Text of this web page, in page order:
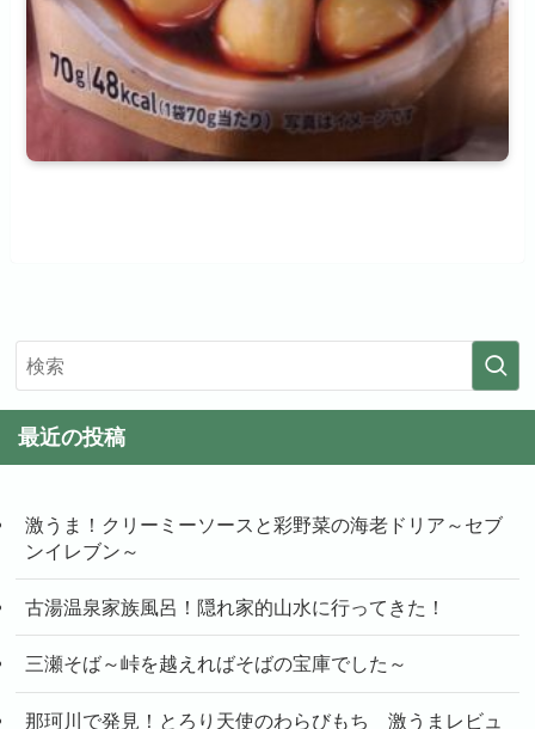
最近の投稿
激うま！クリーミーソースと彩野菜の海老ドリア～セブ
ンイレブン～
古湯温泉家族風呂！隠れ家的山水に行ってきた！
三瀬そば～峠を越えればそばの宝庫でした～
那珂川で発見！とろり天使のわらびもち 激うまレビュ